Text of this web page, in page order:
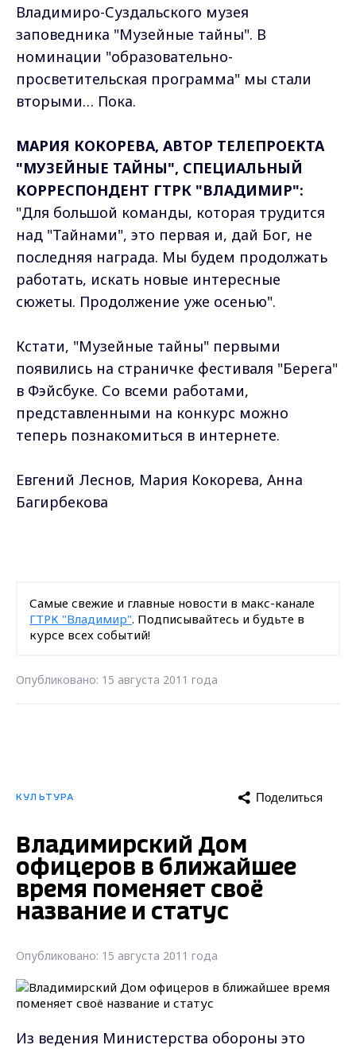
Владимиро-Суздальского музея
заповедника "Музейные тайны". В
номинации "образовательно-
просветительская программа" мы стали
вторыми… Пока.
МАРИЯ КОКОРЕВА, АВТОР ТЕЛЕПРОЕКТА
"МУЗЕЙНЫЕ ТАЙНЫ", СПЕЦИАЛЬНЫЙ
КОРРЕСПОНДЕНТ ГТРК "ВЛАДИМИР":
"Для большой команды, которая трудится
над "Тайнами", это первая и, дай Бог, не
последняя награда. Мы будем продолжать
работать, искать новые интересные
сюжеты. Продолжение уже осенью".
Кстати, "Музейные тайны" первыми
появились на страничке фестиваля "Берега"
в Фэйсбуке. Со всеми работами,
представленными на конкурс можно
теперь познакомиться в интернете.
Евгений Леснов, Мария Кокорева, Анна
Багирбекова
Самые свежие и главные новости в макс-канале
ГТРК "Владимир". Подписывайтесь и будьте в
курсе всех событий!
Опубликовано: 15 августа 2011 года
КУЛЬТУРА Поделиться
Владимирский Дом
офицеров в ближайшее
время поменяет своё
название и статус
Опубликовано: 15 августа 2011 года
Из ведения Министерства обороны это